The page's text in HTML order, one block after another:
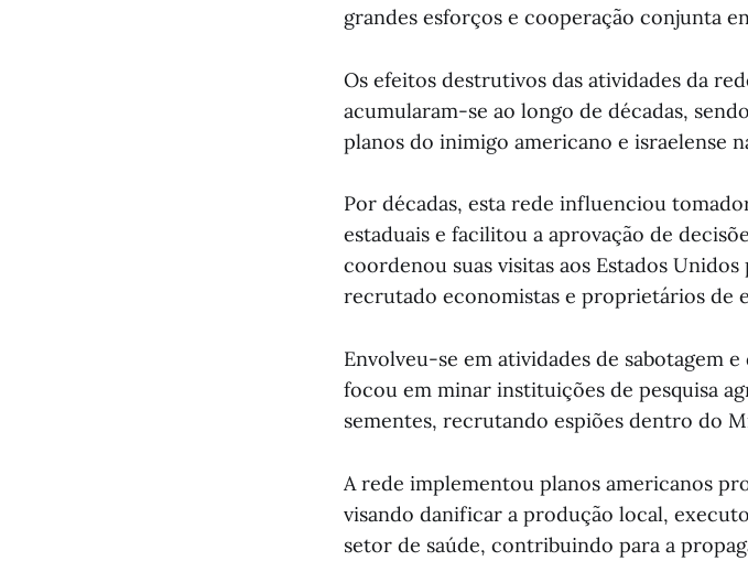
grandes esforços e cooperação conjunta
Os efeitos destrutivos das atividades da
acumularam-se ao longo de décadas,
planos do inimigo americano e israelense
Por décadas, esta rede influenciou
estaduais e facilitou a aprovação de
coordenou suas visitas aos Estados
recrutado economistas e proprietários de
Envolveu-se em atividades de sabotagem
focou em minar instituições de pesquisa
sementes, recrutando espiões dentro do
A rede implementou planos americanos
visando danificar a produção local,
setor de saúde, contribuindo para a